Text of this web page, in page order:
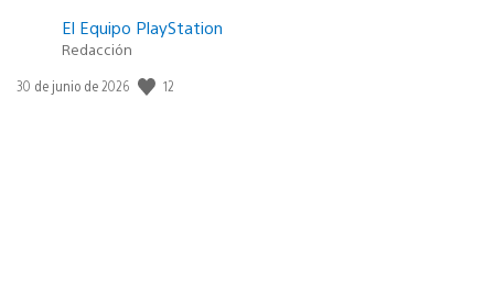
El Equipo PlayStation
Redacción
Fecha
30 de junio de 2026 12